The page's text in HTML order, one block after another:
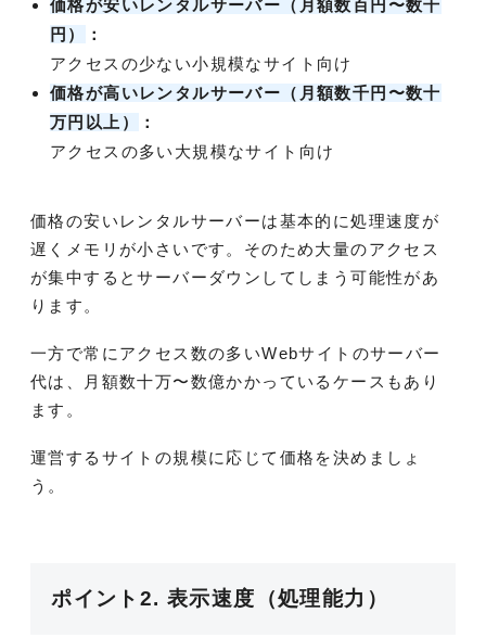
価格が安いレンタルサーバー（月額数百円〜数千
円）
：
アクセスの少ない小規模なサイト向け
価格が高いレンタルサーバー（月額数千円〜数十
万円以上）
：
アクセスの多い大規模なサイト向け
価格の安いレンタルサーバーは基本的に処理速度が
遅くメモリが小さいです。そのため大量のアクセス
が集中するとサーバーダウンしてしまう可能性があ
ります。
一方で常にアクセス数の多いWebサイトのサーバー
代は、月額数十万〜数億かかっているケースもあり
ます。
運営するサイトの規模に応じて価格を決めましょ
う。
ポイント2. 表示速度（処理能力）